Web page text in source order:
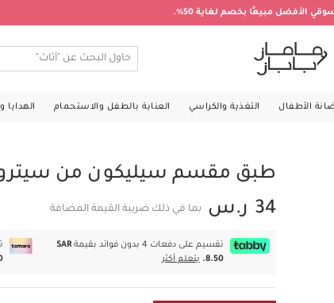
الأفضل مبيعًا بخصم لغاية 50%.
الأطفال التغذية والكراسي العناية بالطفل والاستحمام الهدايا
طبق مقسم سيليكون من
34 ر.س
بما في ذلك ضريبة القيمة المضافة
تقسيم على دفعات 4 بدون فوائد بقيمة
SAR
8.50.
يتعلم أكثر